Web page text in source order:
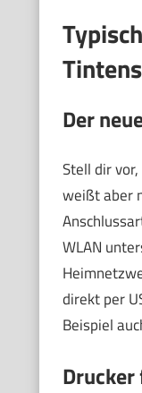
Der
Stell dir
weißt aber
WLAN
direkt per
Beispiel
Drucker